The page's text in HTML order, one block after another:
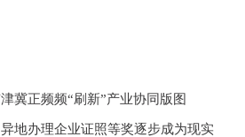
冀正频频“刷新”产业协同版图
地办理企业证照等奖逐步成为现实